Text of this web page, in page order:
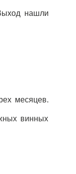
нашли
месяцев.
винных